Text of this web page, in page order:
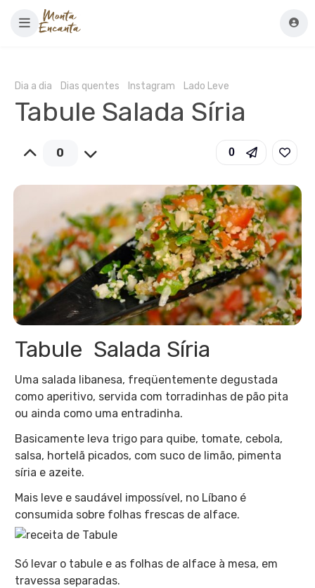
Dia a dia Dias quentes Instagram Lado Leve
Tabule Salada Síria
0 0
Tabule Salada Síria
Uma salada libanesa, freqüentemente degustada
como aperitivo, servida com torradinhas de pão pita
ou ainda como uma entradinha.
Basicamente leva trigo para quibe, tomate, cebola,
salsa, hortelã picados, com suco de limão, pimenta
síria e azeite.
Mais leve e saudável impossível, no Líbano é
consumida sobre folhas frescas de alface.
Só levar o tabule e as folhas de alface à mesa, em
travessa separadas.